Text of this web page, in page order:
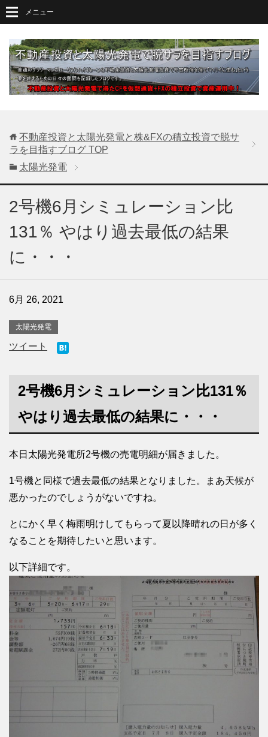
メニュー
不動産投資と太陽光発電と株&FXの積立投資で脱サ
ラを目指すブログ TOP
太陽光発電
2号機6月シミュレーション比
131％ やはり過去最低の結果
に・・・
6月 26, 2021
太陽光発電
ツイート
2号機6月シミュレーション比131％
やはり過去最低の結果に・・・
本日太陽光発電所2号機の売電明細が届きました。
1号機と同様で過去最低の結果となりました。まあ天候が
悪かったのでしょうがないですね。
とにかく早く梅雨明けしてもらって夏以降晴れの日が多く
なることを期待したいと思います。
以下詳細です。